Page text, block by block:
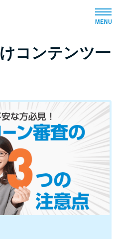
ランキング
すぐ借りたい方向け
借りたい方向け
安な方向け
コンテンツ一